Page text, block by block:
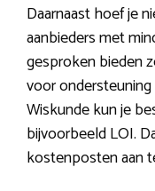
Daarnaast hoef je
aanbieders met
gesproken bieden
voor
Wiskunde kun je
bijvoorbeeld LOI.
kostenposten aan